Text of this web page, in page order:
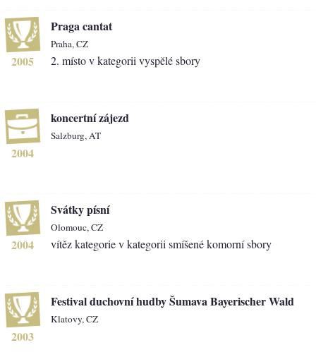
2005
Praga cantat
Praha, CZ
2. místo v kategorii vyspělé sbory
2004
koncertní zájezd
Salzburg, AT
2004
Svátky písní
Olomouc, CZ
vítěz kategorie v kategorii smíšené komorní sbory
2003
Festival duchovní hudby Šumava Bayerischer Wald
Klatovy, CZ